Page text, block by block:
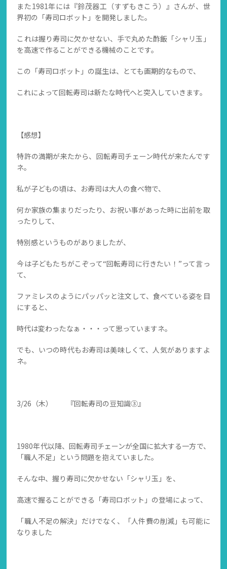
また1981年には『鈴茂器工（すずもきこう）』さんが、世
界初の「寿司ロボット」を開発しました。
これは握り寿司に欠かせない、手で丸めた酢飯「シャリ玉」
を高速で作ることができる機械のことです。
この「寿司ロボット」の誕生は、とても画期的なもので、
これによって回転寿司は新たな時代へと突入していきます。
【感想】
特許の満期が来たから、回転寿司チェーン時代が来たんです
ネ。
私が子どもの頃は、お寿司は大人の食べ物で、
何か家族の集まりだったり、お祝い事があった時に出前を取
ったりして、
特別感というものがありましたが、
今は子どもたちがこぞって“回転寿司に行きたい！”って言っ
て、
ファミレスのようにパッパッと注文して、食べている姿を目
にすると、
時代は変わったなぁ・・・って思っていますネ。
でも、いつの時代もお寿司は美味しくて、人気がありますよ
ネ。
3/26（木） 『回転寿司の豆知識③』
1980年代以降、回転寿司チェーンが全国に拡大する一方で、
「職人不足」という問題を抱えていました。
そんな中、握り寿司に欠かせない「シャリ玉」を、
高速で握ることができる「寿司ロボット」の登場によって、
「職人不足の解決」だけでなく、「人件費の削減」も可能に
なりました